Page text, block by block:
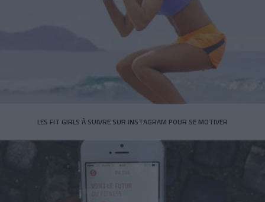
LES FIT GIRLS À SUIVRE SUR INSTAGRAM POUR SE MOTIVER